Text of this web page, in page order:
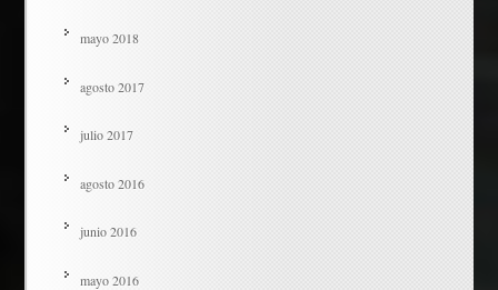
mayo 2018
agosto 2017
julio 2017
agosto 2016
junio 2016
mayo 2016